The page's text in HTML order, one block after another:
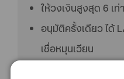
ให้วงเงินสูงสุด 6 เ
อนุมัติครั้งเดียว ได้
เชื่อหมุนเวียน